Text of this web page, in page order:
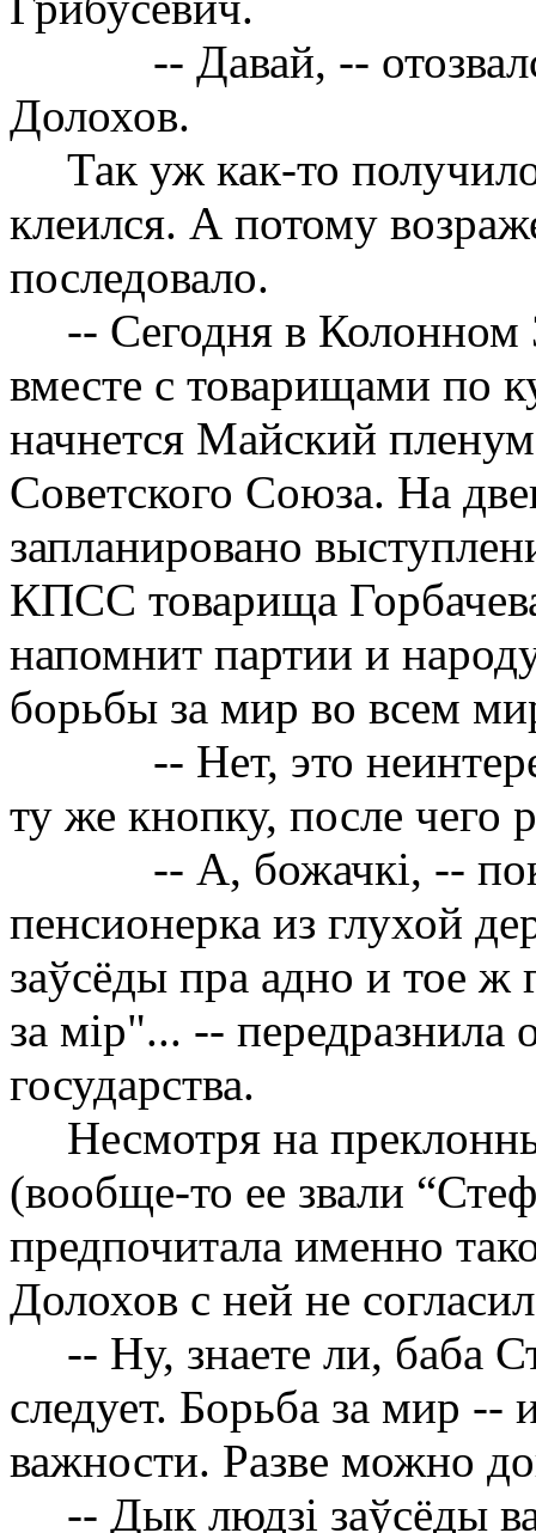
-- Давай, --
Долохов.
Так уж как-то
клеился. А потому
последовало.
-- Сегодня в
вместе с товарищами по
начнется Майский
Советского Союза. На
запланировано
КПСС товарища
напомнит партии и
борьбы за мир во всем
-- Нет, это
ту же кнопку, после чего
-- А, божачкi, --
пенсионерка из глухой
заўсёды пра адно и тое ж
за мiр"... -- передразнила
государства.
Несмотря на
(вообще-то ее звали
предпочитала именно
Долохов с ней не
-- Ну, знаете ли, баба
следует. Борьба за мир --
важности. Разве можно
-- Дык людзi заўсёды